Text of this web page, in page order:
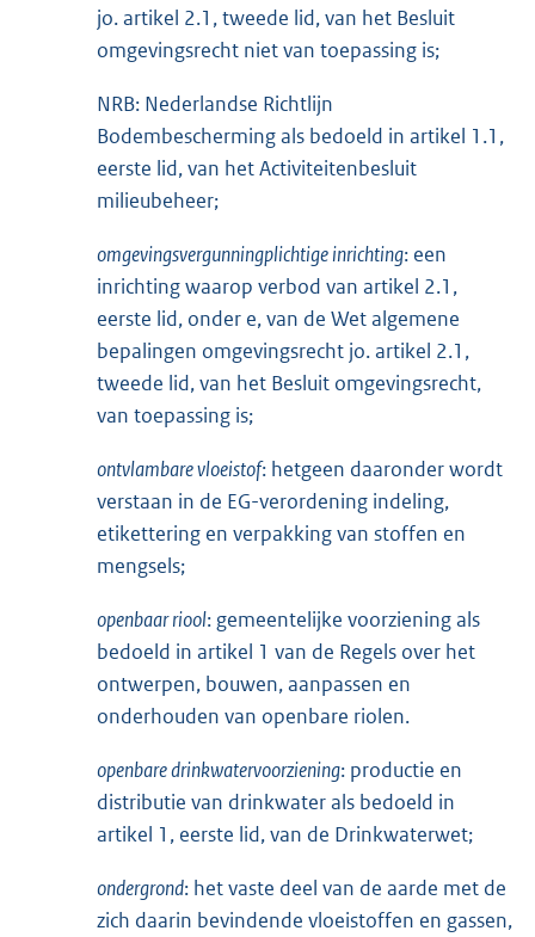
jo. artikel 2.1, tweede lid, van het Besluit
omgevingsrecht niet van toepassing is;
NRB: Nederlandse Richtlijn
Bodembescherming als bedoeld in artikel 1.1,
eerste lid, van het Activiteitenbesluit
milieubeheer;
omgevingsvergunningplichtige inrichting: een
inrichting waarop verbod van artikel 2.1,
eerste lid, onder e, van de Wet algemene
bepalingen omgevingsrecht jo. artikel 2.1,
tweede lid, van het Besluit omgevingsrecht,
van toepassing is;
ontvlambare vloeistof: hetgeen daaronder wordt
verstaan in de EG-verordening indeling,
etikettering en verpakking van stoffen en
mengsels;
openbaar riool: gemeentelijke voorziening als
bedoeld in artikel 1 van de Regels over het
ontwerpen, bouwen, aanpassen en
onderhouden van openbare riolen.
openbare drinkwatervoorziening: productie en
distributie van drinkwater als bedoeld in
artikel 1, eerste lid, van de Drinkwaterwet;
ondergrond: het vaste deel van de aarde met de
zich daarin bevindende vloeistoffen en gassen,